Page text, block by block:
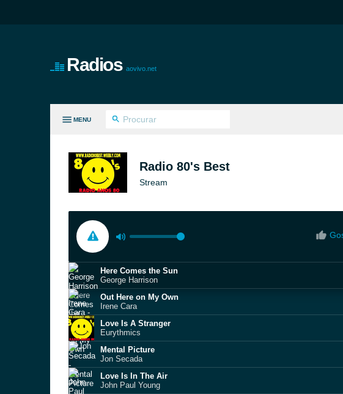
Radios aovivo.net
MENU
Radio 80's Best
Stream
Here Comes the Sun
George Harrison
Out Here on My Own
Irene Cara
Love Is A Stranger
Eurythmics
Mental Picture
Jon Secada
Love Is In The Air
John Paul Young